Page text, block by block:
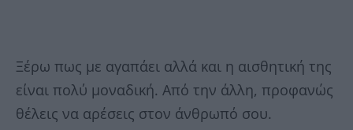
Ξέρω πως με αγαπάει αλλά και η αισθητική της
είναι πολύ μοναδική. Από την άλλη, προφανώς
θέλεις να αρέσεις στον άνθρωπό σου.